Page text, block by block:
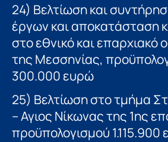
24) Βελτίωση και
έργων και αποκατάσταση
στο εθνικό και επαρχιακό
της Μεσσηνίας,
300.000 ευρώ
25) Βελτίωση στο τμήμα
– Αγιος Νίκωνας της 1ης
προϋπολογισμού 1.115.900